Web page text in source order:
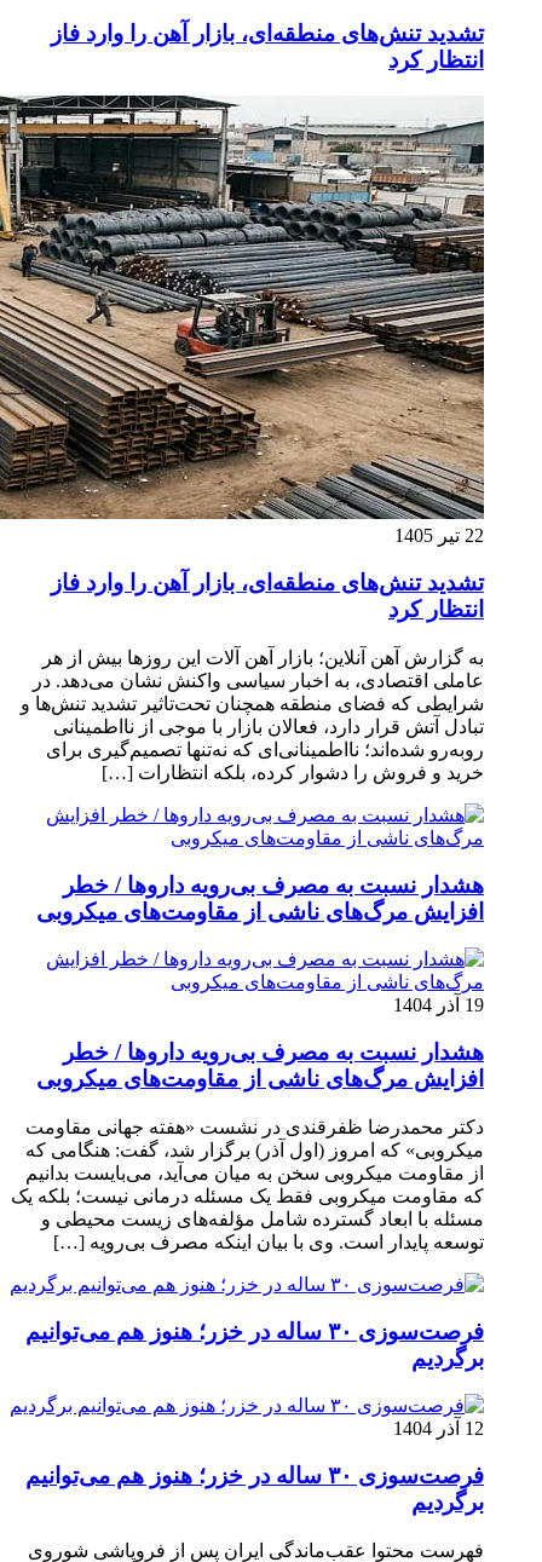
تشدید تنش‌های منطقه‌ای، بازار آهن را وارد فاز
انتظار کرد
22 تیر 1405
تشدید تنش‌های منطقه‌ای، بازار آهن را وارد فاز
انتظار کرد
به گزارش آهن آنلاین؛ بازار آهن آلات این روزها بیش از هر
عاملی اقتصادی، به اخبار سیاسی واکنش نشان می‌دهد. در
شرایطی که فضای منطقه همچنان تحت‌تاثیر تشدید تنش‌ها و
تبادل آتش قرار دارد، فعالان بازار با موجی از نااطمینانی
روبه‌رو شده‌اند؛ نااطمینانی‌ای که نه‌تنها تصمیم‌گیری برای
خرید و فروش را دشوار کرده، بلکه انتظارات […]
هشدار نسبت به مصرف بی‌رویه داروها / خطر
افزایش مرگ‌های ناشی از مقاومت‌های میکروبی
19 آذر 1404
هشدار نسبت به مصرف بی‌رویه داروها / خطر
افزایش مرگ‌های ناشی از مقاومت‌های میکروبی
دکتر محمدرضا ظفرقندی در نشست «هفته جهانی مقاومت
میکروبی» که امروز (اول آذر) برگزار شد، گفت: هنگامی که
از مقاومت میکروبی سخن به میان می‌آید، می‌بایست بدانیم
که مقاومت میکروبی فقط یک مسئله درمانی نیست؛ بلکه یک
مسئله با ابعاد گسترده شامل مؤلفه‌های زیست محیطی و
توسعه پایدار است. وی با بیان اینکه مصرف بی‌رویه […]
فرصت‌سوزی ۳۰ ساله در خزر؛ هنوز هم می‌توانیم
برگردیم
12 آذر 1404
فرصت‌سوزی ۳۰ ساله در خزر؛ هنوز هم می‌توانیم
برگردیم
فهرست محتوا عقب‌ماندگی ایران پس از فروپاشی شوروی